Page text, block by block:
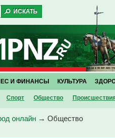
Спорт Общество
И ФИНАНСЫ КУЛЬТУРА
онлайн → Общество